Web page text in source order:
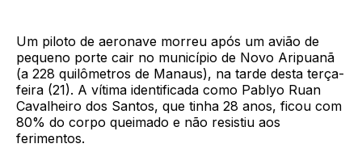
Um piloto de aeronave morreu após um avião de
pequeno porte cair no município de Novo Aripuanã
(a 228 quilômetros de Manaus), na tarde desta terça-
feira (21). A vítima identificada como Pablyo Ruan
Cavalheiro dos Santos, que tinha 28 anos, ficou com
80% do corpo queimado e não resistiu aos
ferimentos.